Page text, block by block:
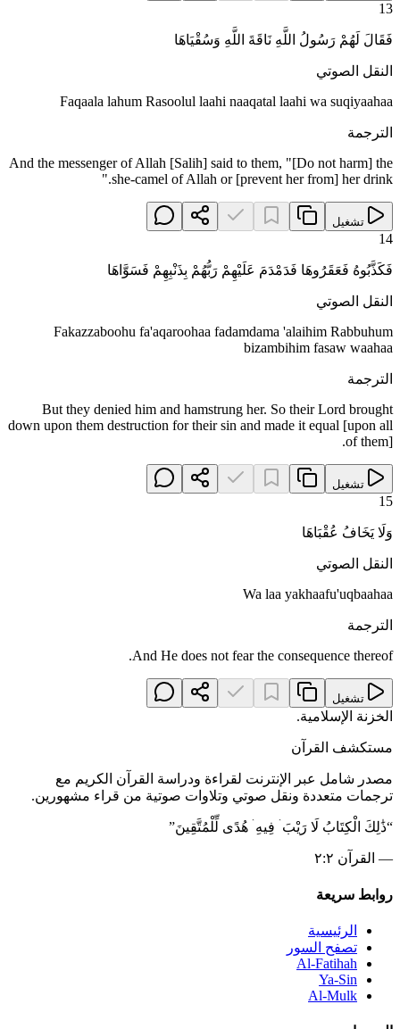
13
فَقَالَ لَهُمْ رَسُولُ اللَّهِ نَاقَةَ اللَّهِ وَسُقْيَاهَا
النقل الصوتي
Faqaala lahum Rasoolul laahi naaqatal laahi wa suqiyaahaa
الترجمة
And the messenger of Allah [Salih] said to them, "[Do not harm] the
she-camel of Allah or [prevent her from] her drink."
تشغيل
14
فَكَذَّبُوهُ فَعَقَرُوهَا فَدَمْدَمَ عَلَيْهِمْ رَبُّهُمْ بِذَنْبِهِمْ فَسَوَّاهَا
النقل الصوتي
Fakazzaboohu fa'aqaroohaa fadamdama 'alaihim Rabbuhum
bizambihim fasaw waahaa
الترجمة
But they denied him and hamstrung her. So their Lord brought
down upon them destruction for their sin and made it equal [upon all
of them].
تشغيل
15
وَلَا يَخَافُ عُقْبَاهَا
النقل الصوتي
Wa laa yakhaafu'uqbaahaa
الترجمة
And He does not fear the consequence thereof.
تشغيل
الخزنة الإسلامية.
مستكشف القرآن
مصدر شامل عبر الإنترنت لقراءة ودراسة القرآن الكريم مع
ترجمات متعددة ونقل صوتي وتلاوات صوتية من قراء مشهورين.
“ذَٰلِكَ الْكِتَابُ لَا رَيْبَ ۛ فِيهِ ۛ هُدًى لِّلْمُتَّقِينَ”
— القرآن ٢:٢
روابط سريعة
الرئيسية
تصفح السور
Al-Fatihah
Ya-Sin
Al-Mulk